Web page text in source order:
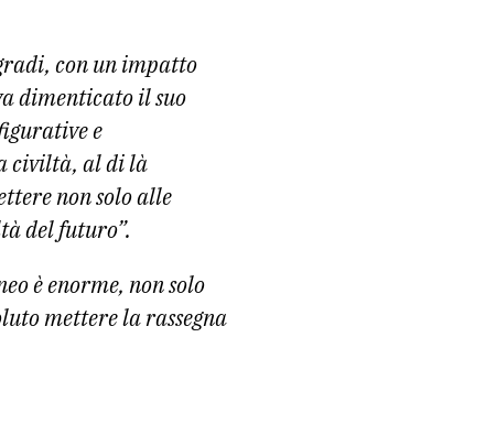
con un impatto
dimenticato il suo
e
civiltà, al di là
non solo alle
del futuro”.
è enorme, non solo
mettere la rassegna